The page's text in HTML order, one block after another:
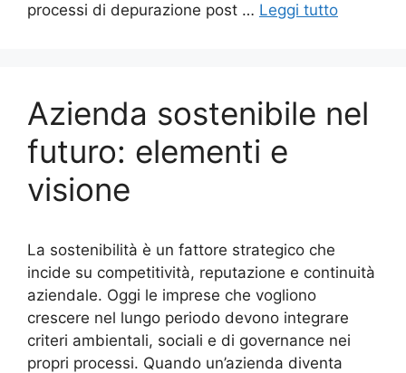
processi di depurazione post … Leggi tutto
Azienda sostenibile nel
futuro: elementi e
visione
La sostenibilità è un fattore strategico che
incide su competitività, reputazione e continuità
aziendale. Oggi le imprese che vogliono
crescere nel lungo periodo devono integrare
criteri ambientali, sociali e di governance nei
propri processi. Quando un’azienda diventa